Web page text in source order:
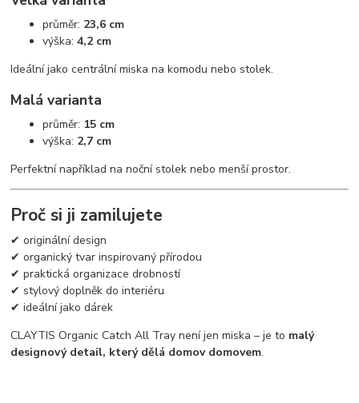
průměr: 23,6 cm
výška:4,2 cm
Ideální jako centrální miska na komodu nebo stolek.
Malá varianta
průměr: 15 cm
výška: 2,7 cm
Perfektní například na noční stolek nebo menší prostor.
Proč si ji zamilujete
✔ originální design
✔ organický tvar inspirovaný přírodou
✔ praktická organizace drobností
✔ stylový doplněk do interiéru
✔ ideální jako dárek
CLAYTIS Organic Catch All Tray není jen miska – je to malý
designový detail, který dělá domov domovem.